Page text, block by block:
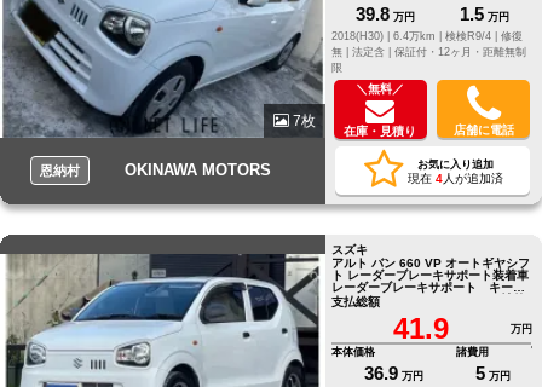
7枚
恩納村 OKINAWA MOTORS
39.8 万円 1.5 万円
2018(H30) |
6.4万km | 検検R9/4 | 修復
無 | 法定含 | 保証付・12ヶ月・距離無制
限
＼無料／
在庫・見積り 店舗に電話
お気に入り追加
現在 4人が追加済
スズキ
アルト バン 660 VP オートギヤシフ
ト レーダーブレーキサポート装着車
レーダーブレーキサポート キーレ
スキー パワステ エアコン 社外
ＡＷ レンタアップ
支払総額
41.9
万円
本体価格
36.9 万円
諸費用
5 万円